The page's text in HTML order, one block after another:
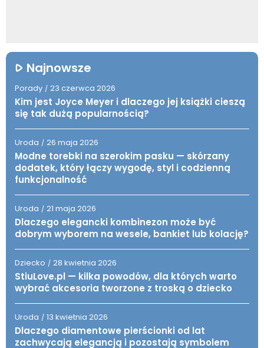
Najnowsze
Porady / 23 czerwca 2026
Kim jest Joyce Meyer i dlaczego jej książki cieszą
się tak dużą popularnością?
Uroda / 26 maja 2026
Modne torebki na szerokim pasku — skórzany
dodatek, który łączy wygodę, styl i codzienną
funkcjonalność
Uroda / 21 maja 2026
Dlaczego elegancki kombinezon może być
dobrym wyborem na wesele, bankiet lub kolację?
Dziecko / 28 kwietnia 2026
StiuLove.pl — kilka powodów, dla których warto
wybrać akcesoria tworzone z troską o dziecko
Uroda / 13 kwietnia 2026
Dlaczego diamentowe pierścionki od lat
zachwycają elegancją i pozostają symbolem